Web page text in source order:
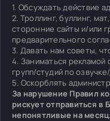
1. Обсуждать действие
2. Троллинг, буллинг,
сторонние сайты и/или
предварительного
3. Давать нам советы,
4. Заниматься рекламой
групп/студий по
5. Оскорблять
За нарушение Правил
рискует отправиться
непонятливые на месяц.